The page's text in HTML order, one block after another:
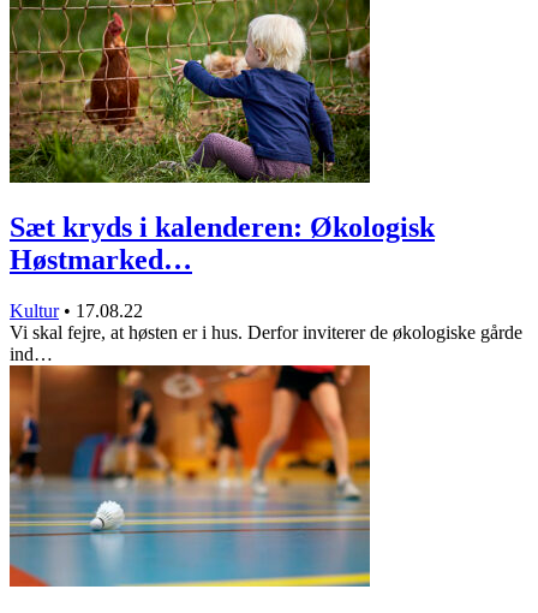
Sæt kryds i kalenderen: Økologisk
Høstmarked…
Kultur • 17.08.22
Vi skal fejre, at høsten er i hus. Derfor inviterer de økologiske gårde
ind…